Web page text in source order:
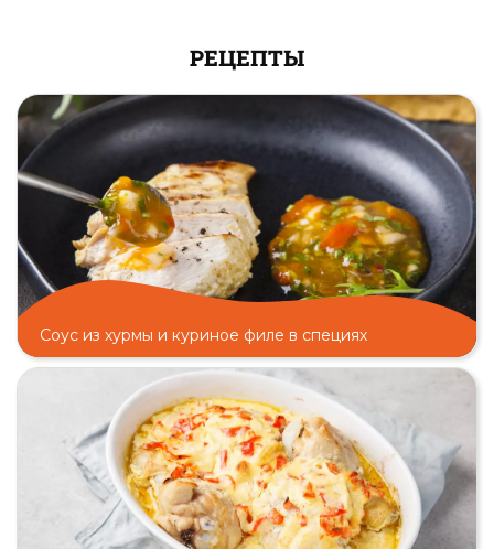
РЕЦЕПТЫ
Соус из хурмы и куриное филе в специях